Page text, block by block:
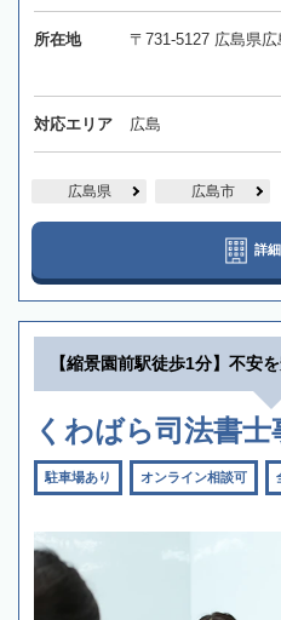
所在地 〒731-5127 広島県
対応エリア 広島
広島県 広島市
詳
【縮景園前駅徒歩1分】不安
くわばら司法書士
駐車場あり オンライン相談可